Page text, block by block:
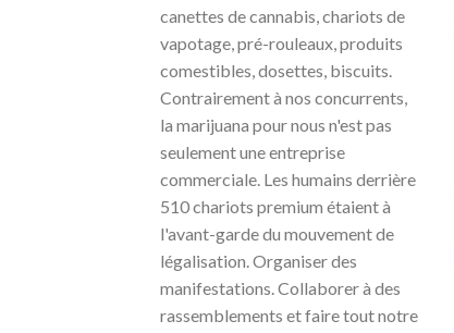
canettes de cannabis, chariots de
vapotage, pré-rouleaux, produits
comestibles, dosettes, biscuits.
Contrairement à nos concurrents,
la marijuana pour nous n'est pas
seulement une entreprise
commerciale. Les humains derrière
510 chariots premium étaient à
l'avant-garde du mouvement de
légalisation. Organiser des
manifestations. Collaborer à des
rassemblements et faire tout notre